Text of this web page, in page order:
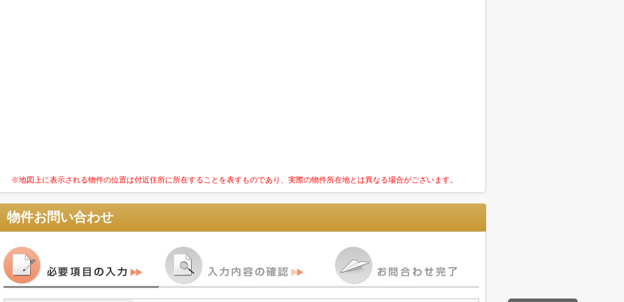
※地図上に表示される物件の位置は付近住所に所在することを表すものであり、実際の物件所在地とは異なる場合がございます。
物件お問い合わせ